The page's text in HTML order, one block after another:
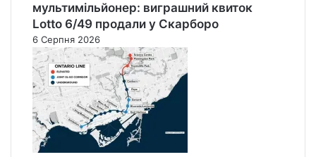
мультимільйонер: виграшний квиток
Lotto 6/49 продали у Скарборо
6 Серпня 2026